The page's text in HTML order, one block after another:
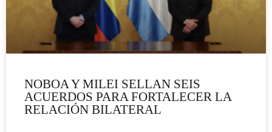
NOBOA Y MILEI SELLAN SEIS
ACUERDOS PARA FORTALECER LA
RELACIÓN BILATERAL